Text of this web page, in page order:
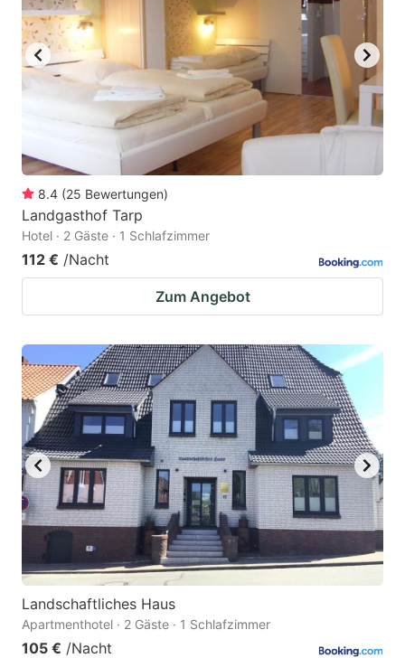
8.4 (25 Bewertungen)
Landgasthof Tarp
Hotel · 2 Gäste · 1 Schlafzimmer
112 € /Nacht
Zum Angebot
Landschaftliches Haus
Apartmenthotel · 2 Gäste · 1 Schlafzimmer
105 € /Nacht